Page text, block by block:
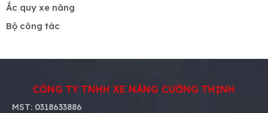
Ắc quy xe nâng
Bộ công tác
CÔNG TY TNHH XE NÂNG CƯỜNG THỊNH
MST: 0318633886